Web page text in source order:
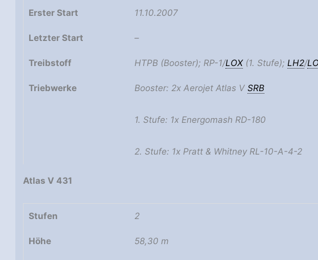
Erster Start 11.10.2007
Letzter Start –
Treibstoff HTPB (Booster); RP-1/LOX(1. Stufe); LH2/
Triebwerke Booster: 2x Aerojet Atlas V SRB
1. Stufe: 1x Energomash RD-180
2. Stufe: 1x Pratt & Whitney RL-10-A-4-2
Atlas V 431
Stufen 2
Höhe 58,30 m